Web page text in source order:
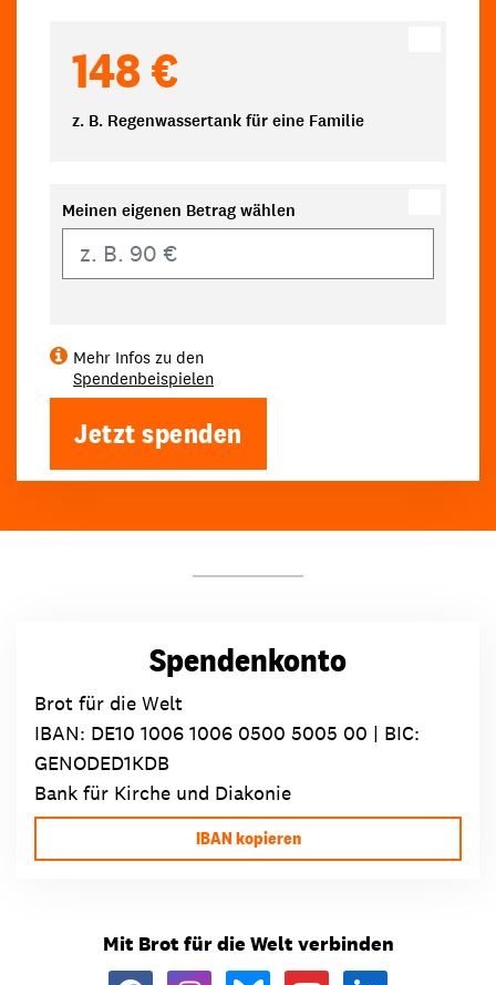
148 €
z. B. Regenwassertank für eine Familie
Meinen eigenen Betrag wählen
Mehr Infos zu den
Spendenbeispielen
Jetzt spenden
Spendenkonto
Brot für die Welt
IBAN: DE10 1006 1006 0500 5005 00 | BIC:
GENODED1KDB
Bank für Kirche und Diakonie
IBAN kopieren
Mit Brot für die Welt verbinden